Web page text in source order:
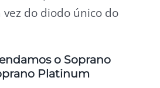
do diodo único do
o Soprano
Platinum